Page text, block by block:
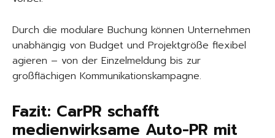
Durch die modulare Buchung können Unternehmen
unabhängig von Budget und Projektgröße flexibel
agieren – von der Einzelmeldung bis zur
großflächigen Kommunikationskampagne.
Fazit: CarPR schafft
medienwirksame Auto-PR mit